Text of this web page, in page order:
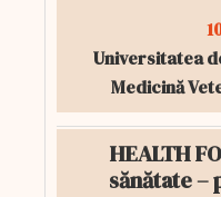
Universitatea
Medicină
HEALTH
sănătate –